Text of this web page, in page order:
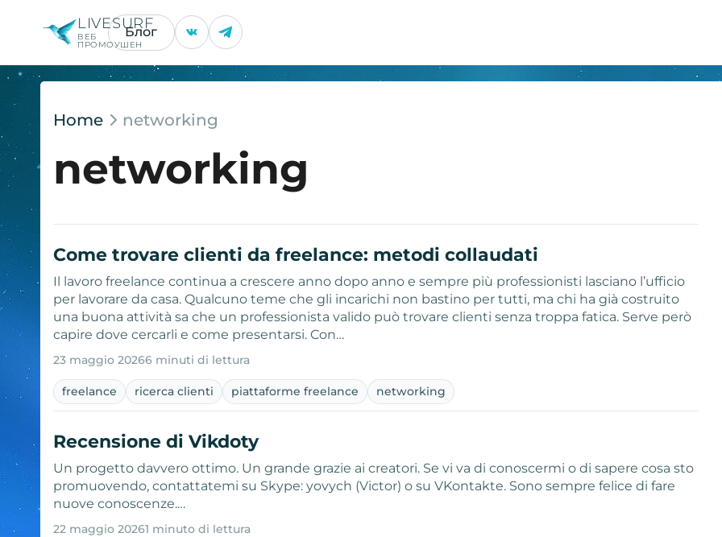
LIVESURF
ВЕБ
ПРОМОУШЕН
Блог
Home networking
networking
Come trovare clienti da freelance: metodi collaudati
Il lavoro freelance continua a crescere anno dopo anno e sempre più professionisti lasciano l’ufficio
per lavorare da casa. Qualcuno teme che gli incarichi non bastino per tutti, ma chi ha già costruito
una buona attività sa che un professionista valido può trovare clienti senza troppa fatica. Serve però
capire dove cercarli e come presentarsi. Con…
23 maggio 20266 minuti di lettura
freelance ricerca clienti piattaforme freelance networking
Recensione di Vikdoty
Un progetto davvero ottimo. Un grande grazie ai creatori. Se vi va di conoscermi o di sapere cosa sto
promuovendo, contattatemi su Skype: yovych (Victor) o su VKontakte. Sono sempre felice di fare
nuove conoscenze.…
22 maggio 20261 minuto di lettura